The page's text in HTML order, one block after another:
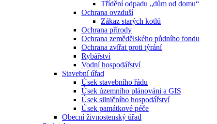
Třídění odpadu „dům od domu“
Ochrana ovzduší
Zákaz starých kotlů
Ochrana přírody
Ochrana zemědělského půdního fondu
Ochrana zvířat proti týrání
Rybářství
Vodní hospodářství
Stavební úřad
Úsek stavebního řádu
Úsek územního plánováni a GIS
Úsek silničního hospodářství
Úsek památkové péče
Obecní živnostenský úřad